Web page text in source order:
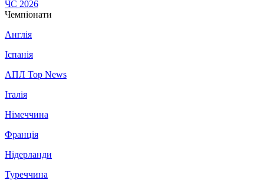
ЧС 2026
Чемпіонати
Англія
Іспанія
АПЛ Top News
Італія
Німеччина
Франція
Нідерланди
Туреччина